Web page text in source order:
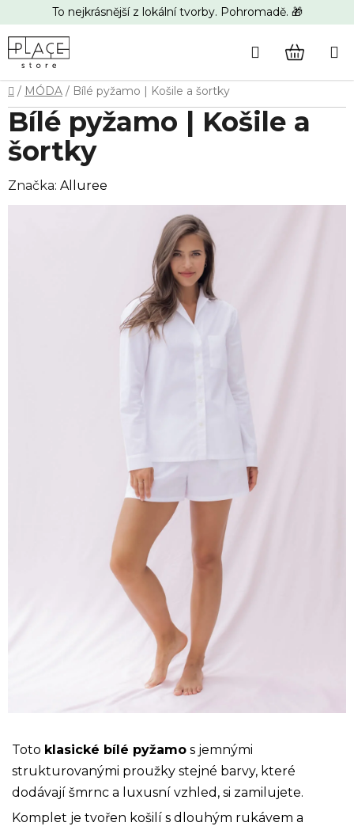
na
obsah
To nejkrásnější z lokální tvorby. Pohromadě. 🎁
Hledat
Domů
/ MÓDA / Bílé pyžamo | Košile a šortky
Toto klasické bílé pyžamo s jemnými
strukturovanými proužky stejné barvy, které
dodávají šmrnc a luxusní vzhled, si zamilujete.
Komplet je tvořen košilí s dlouhým rukávem a
Bílé pyžamo | Košile a
šortky
Značka: Alluree